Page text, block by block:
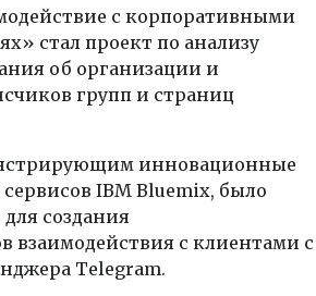
с корпоративными
стал проект по анализу
об организации и
групп и страниц
инновационные
IBM Bluemix, было
создания
взаимодействия с клиентами с
Telegram.